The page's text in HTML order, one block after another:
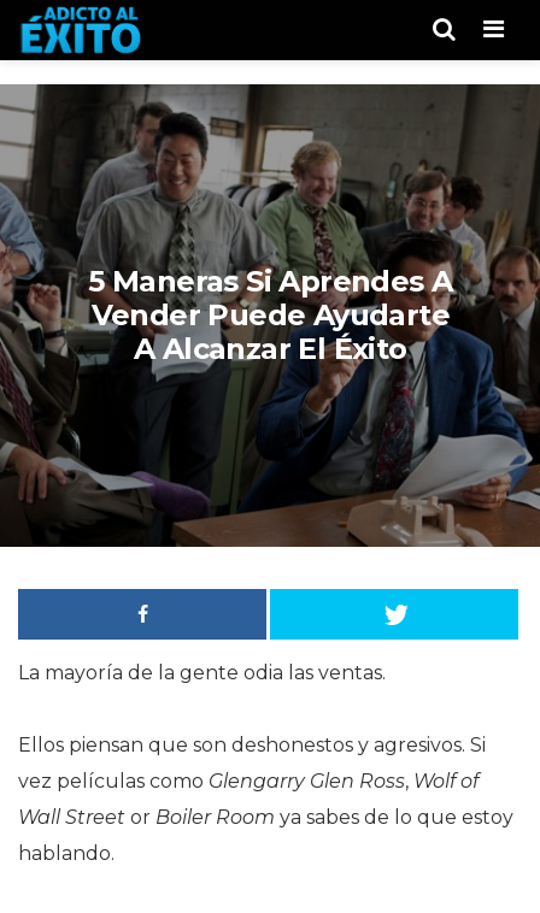
5 Maneras Si Aprendes A
Vender Puede Ayudarte
A Alcanzar El Éxito
La mayoría de la gente odia las ventas.
Ellos piensan que son deshonestos y agresivos. Si
vez películas como Glengarry Glen Ross, Wolf of
Wall Street or Boiler Room ya sabes de lo que estoy
hablando.